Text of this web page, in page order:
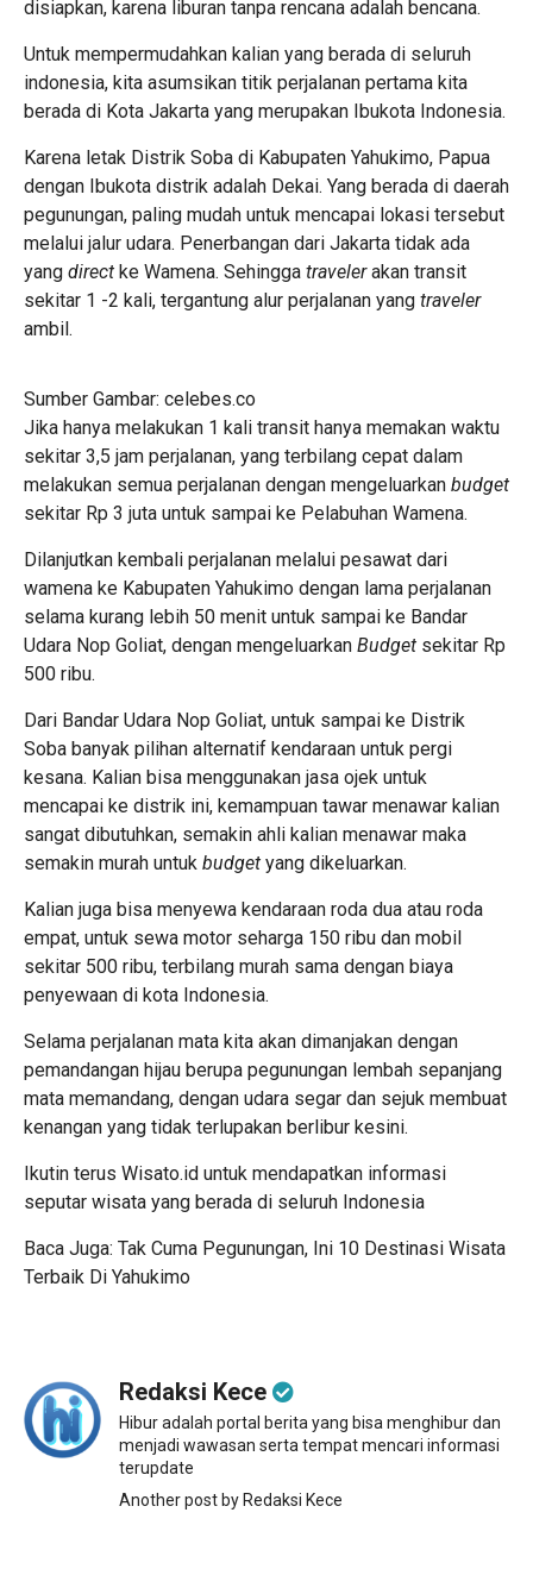
disiapkan, karena liburan tanpa rencana adalah bencana.
Untuk mempermudahkan kalian yang berada di seluruh
indonesia, kita asumsikan titik perjalanan pertama kita
berada di Kota Jakarta yang merupakan Ibukota Indonesia.
Karena letak Distrik Soba di Kabupaten Yahukimo, Papua
dengan Ibukota distrik adalah Dekai. Yang berada di daerah
pegunungan, paling mudah untuk mencapai lokasi tersebut
melalui jalur udara. Penerbangan dari Jakarta tidak ada
yang direct ke Wamena. Sehingga travelerakan transit
sekitar 1 -2 kali, tergantung alur perjalanan yang traveler
ambil.
Sumber Gambar: celebes.co
Jika hanya melakukan 1 kali transit hanya memakan waktu
sekitar 3,5 jam perjalanan, yang terbilang cepat dalam
melakukan semua perjalanan dengan mengeluarkan budget
sekitar Rp 3 juta untuk sampai ke Pelabuhan Wamena.
Dilanjutkan kembali perjalanan melalui pesawat dari
wamena ke Kabupaten Yahukimo dengan lama perjalanan
selama kurang lebih 50 menit untuk sampai ke Bandar
Udara Nop Goliat, dengan mengeluarkan Budget sekitar Rp
500 ribu.
Dari Bandar Udara Nop Goliat, untuk sampai ke Distrik
Soba banyak pilihan alternatif kendaraan untuk pergi
kesana. Kalian bisa menggunakan jasa ojek untuk
mencapai ke distrik ini, kemampuan tawar menawar kalian
sangat dibutuhkan, semakin ahli kalian menawar maka
semakin murah untuk budget yang dikeluarkan.
Kalian juga bisa menyewa kendaraan roda dua atau roda
empat, untuk sewa motor seharga 150 ribu dan mobil
sekitar 500 ribu, terbilang murah sama dengan biaya
penyewaan di kota Indonesia.
Selama perjalanan mata kita akan dimanjakan dengan
pemandangan hijau berupa pegunungan lembah sepanjang
mata memandang, dengan udara segar dan sejuk membuat
kenangan yang tidak terlupakan berlibur kesini.
Ikutin terus Wisato.id untuk mendapatkan informasi
seputar wisata yang berada di seluruh Indonesia
Baca Juga: Tak Cuma Pegunungan, Ini 10 Destinasi Wisata
Terbaik Di Yahukimo
Redaksi Kece
Hibur adalah portal berita yang bisa menghibur dan
menjadi wawasan serta tempat mencari informasi
terupdate
Another post by Redaksi Kece